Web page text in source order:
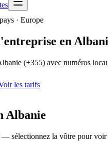
· Europe
en
(+355) avec numéros
les tarifs
Albanie
sélectionnez la vôtre pour voir